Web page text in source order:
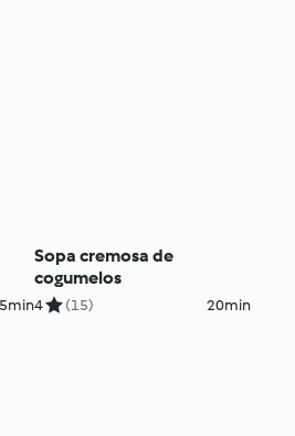
Sopa cremosa de
cogumelos
4 (15) 20min